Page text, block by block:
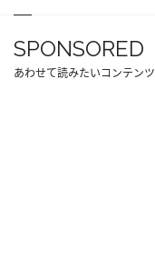
SPONSORED
あわせて読みたいコンテンツ